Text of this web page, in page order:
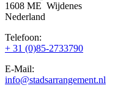
1608 ME Wijdenes
Nederland
Telefoon:
+ 31 (0)85-2733790
E-Mail:
info@stadsarrangement.nl